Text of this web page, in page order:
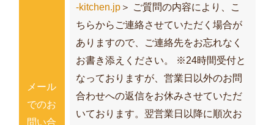
メール
でのお
問い合
-kitchen.jp＞ ご質問の内容により、こ
ちらからご連絡させていただく場合が
ありますので、ご連絡先をお忘れなく
お書き添えください。 ※24時間受付と
なっておりますが、営業日以外のお問
合わせへの返信をお休みさせていただ
いております。翌営業日以降に順次お